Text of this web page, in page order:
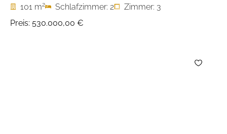
101 m2 Schlafzimmer: 2
Zimmer: 3
Preis: 530.000,00 €